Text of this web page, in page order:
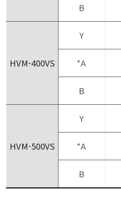
B
HVM-400VS
Y
*A
B
HVM-500VS
Y
*A
B